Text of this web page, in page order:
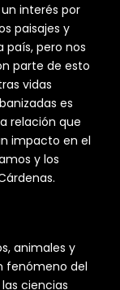
interés por
paisajes y
país, pero nos
parte de esto
vidas
es
relación que
impacto en el
y los
animales y
fenómeno del
ciencias